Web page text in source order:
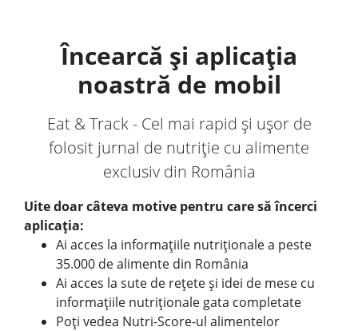
Încearcă și aplicația
noastră de mobil
Eat & Track - Cel mai rapid și ușor de
folosit jurnal de nutriție cu alimente
exclusiv din România
Uite doar câteva motive pentru care să încerci
aplicația:
Ai acces la informațiile nutriționale a peste
35.000 de alimente din România
Ai acces la sute de rețete și idei de mese cu
informațiile nutriționale gata completate
Poți vedea Nutri-Score-ul alimentelor